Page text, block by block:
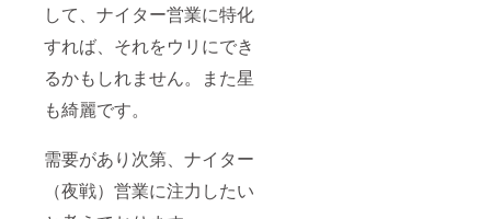
して、ナイター営業に特化
すれば、それをウリにでき
るかもしれません。また星
も綺麗です。
需要があり次第、ナイター
（夜戦）営業に注力したい